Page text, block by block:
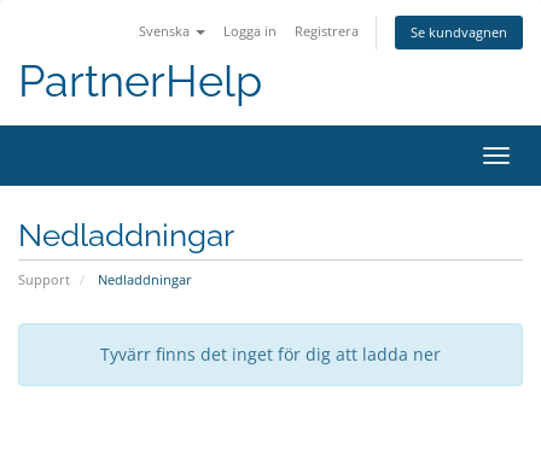
Svenska Logga in Registrera Se kundvagnen
PartnerHelp
Nedladdningar
Support Nedladdningar
Tyvärr finns det inget för dig att ladda ner